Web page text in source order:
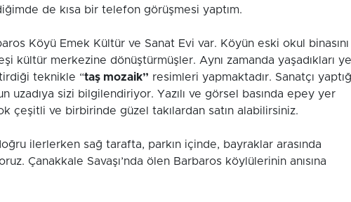
de kısa bir telefon görüşmesi yaptım.
Köyü Emek Kültür ve Sanat Evi var. Köyün eski okul binasını
kültür merkezine dönüştürmüşler. Aynı zamanda yaşadıkları
teknikle “taş mozaik” resimleri yapmaktadır. Sanatçı
uzadıya sizi bilgilendiriyor. Yazılı ve görsel basında epey yer
çeşitli ve birbirinde güzel takılardan satın alabilirsiniz.
ilerlerken sağ tarafta, parkın içinde, bayraklar arasında
Çanakkale Savaşı’nda ölen Barbaros köylülerinin anısına